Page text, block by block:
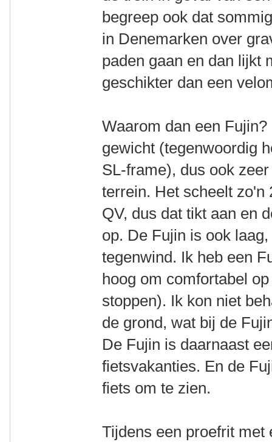
begreep ook dat
in Denemarken over
paden gaan en dan lijkt
geschikter dan een
Waarom dan een
gewicht (tegenwoordig
SL-frame), dus ook
terrein. Het scheelt
QV, dus dat tikt aan en
op. De Fujin is ook
tegenwind. Ik heb een
hoog om comfortabel
stoppen). Ik kon niet
de grond, wat bij de
De Fujin is daarnaast
fietsvakanties. En de
fiets om te zien.
Tijdens een proefrit